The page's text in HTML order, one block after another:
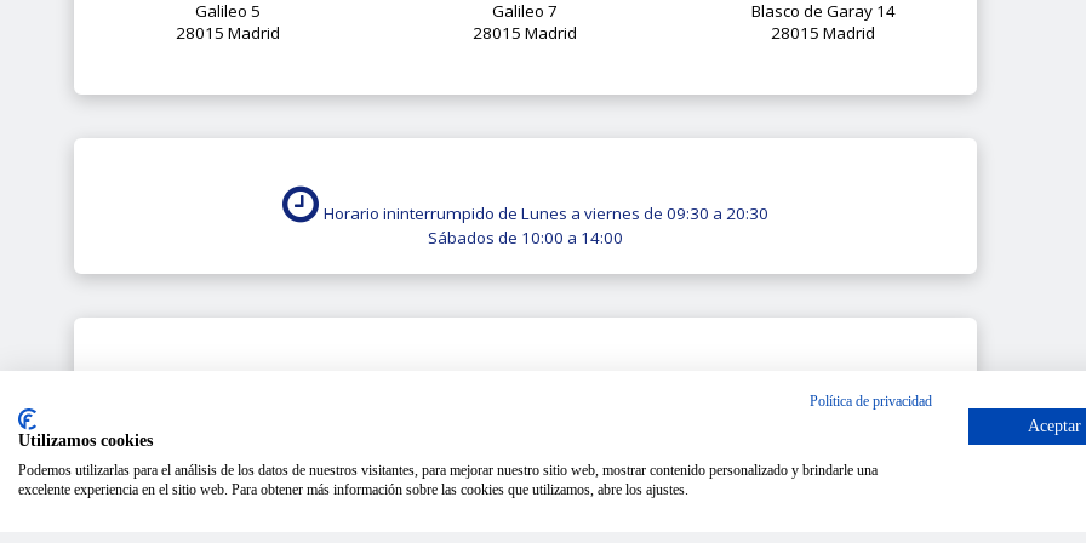
Galileo 5
28015 Madrid
Galileo 7
28015 Madrid
Blasco de Garay 14
28015 Madrid
Horario ininterrumpido de Lunes a viernes de 09:30 a 20:30
Sábados de 10:00 a 14:00
Volkswagen Scirocco 1.4 TSi R Line 125cv
Política de privacidad
Utilizamos cookies
Podemos utilizarlas para el análisis de los datos de nuestros visitantes, para mejorar nuestro sitio web, mostrar contenido personalizado y brindarle una
excelente experiencia en el sitio web. Para obtener más información sobre las cookies que utilizamos, abre los ajustes.
Aceptar